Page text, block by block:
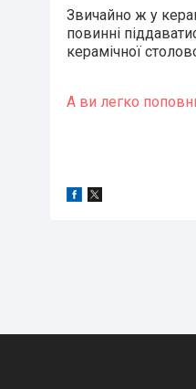
Звичайно ж у
повинні
керамічної
А ви легко